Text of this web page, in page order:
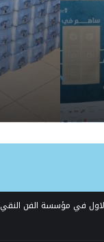
في مؤسسة الفن النقي